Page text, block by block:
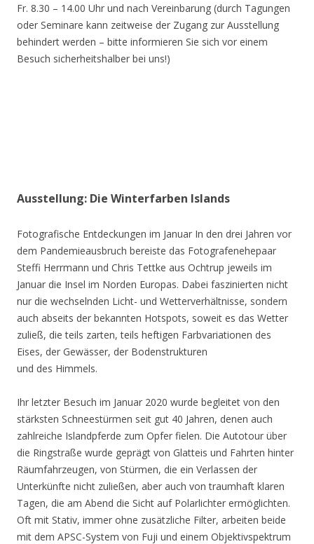
Fr. 8.30 – 14.00 Uhr und nach Vereinbarung (durch Tagungen
oder Seminare kann zeitweise der Zugang zur Ausstellung
behindert werden – bitte informieren Sie sich vor einem
Besuch sicherheitshalber bei uns!)
Ausstellung: Die Winterfarben Islands
Fotografische Entdeckungen im Januar In den drei Jahren vor
dem Pandemieausbruch bereiste das Fotografenehepaar
Steffi Herrmann und Chris Tettke aus Ochtrup jeweils im
Januar die Insel im Norden Europas. Dabei faszinierten nicht
nur die wechselnden Licht- und Wetterverhältnisse, sondern
auch abseits der bekannten Hotspots, soweit es das Wetter
zuließ, die teils zarten, teils heftigen Farbvariationen des
Eises, der Gewässer, der Bodenstrukturen
und des Himmels.
Ihr letzter Besuch im Januar 2020 wurde begleitet von den
stärksten Schneestürmen seit gut 40 Jahren, denen auch
zahlreiche Islandpferde zum Opfer fielen. Die Autotour über
die Ringstraße wurde geprägt von Glatteis und Fahrten hinter
Räumfahrzeugen, von Stürmen, die ein Verlassen der
Unterkünfte nicht zuließen, aber auch von traumhaft klaren
Tagen, die am Abend die Sicht auf Polarlichter ermöglichten.
Oft mit Stativ, immer ohne zusätzliche Filter, arbeiten beide
mit dem APSC-System von Fuji und einem Objektivspektrum